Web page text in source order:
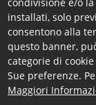
installati, solo
consentono alla
questo banner,
categorie di
Sue preferenze.
Maggiori